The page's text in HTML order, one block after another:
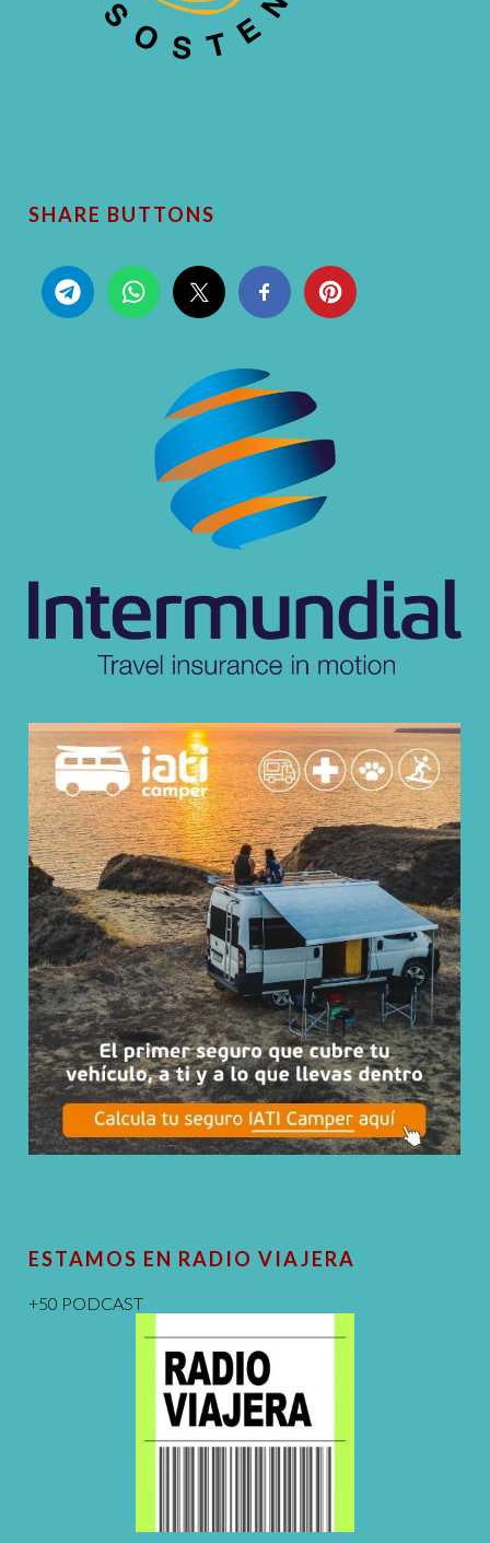
SHARE BUTTONS
ESTAMOS EN RADIO VIAJERA
+50 PODCAST